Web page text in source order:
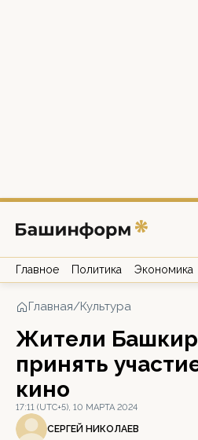
Главное Политика Экономика
Главная/Культура
Жители
принять
кино
17:11 (UTC+5), 10 МАРТА 2024
СЕРГЕЙ НИКОЛАЕВ